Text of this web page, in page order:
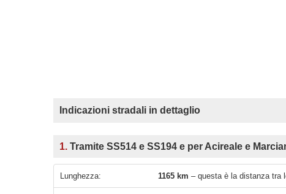
Indicazioni stradali in dettaglio
1. Tramite SS514 e SS194 e per Acireale e
Lunghezza: 1165 km – questa è la distanza tra